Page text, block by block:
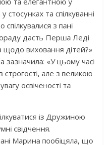
стосунках та спілкуванні
з пані
дасть Перша Леді
щодо виховання дітей?»
«У цьому часі
строгості, але з великою
освіченості та
із Дружиною
свідчення.
Марина пообіцяла, що